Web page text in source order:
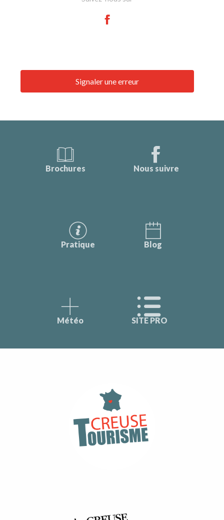
Signaler une erreur
Brochures Nous suivre
Pratique Blog
Météo SITE PRO